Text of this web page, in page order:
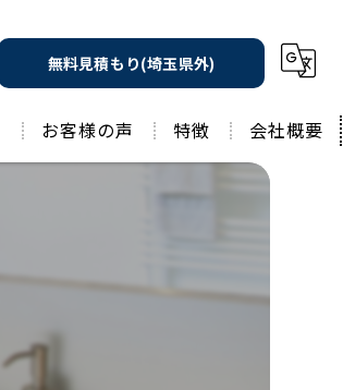
無料見積もり(埼玉県外)
お客様の声 特徴
工務店
水回り
会社概要